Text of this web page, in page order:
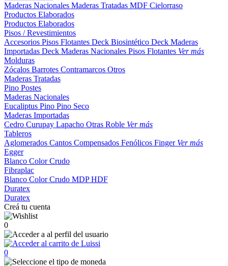
Maderas Nacionales Maderas Tratadas MDF Cielorraso
Productos Elaborados
Productos Elaborados
Pisos / Revestimientos
Accesorios Pisos Flotantes Deck Biosintético Deck Maderas
Importadas Deck Maderas Nacionales Pisos Flotantes Ver más
Molduras
Zócalos Barrotes Contramarcos Otros
Maderas Tratadas
Pino Postes
Maderas Nacionales
Eucaliptus Pino Pino Seco
Maderas Importadas
Cedro Curupay Lapacho Otras Roble Ver más
Tableros
Aglomerados Cantos Compensados Fenólicos Finger Ver más
Egger
Blanco ColorCrudo
Fibraplac
Blanco ColorCrudo MDPHDF
Duratex
Duratex
Creá tu cuenta
0
0